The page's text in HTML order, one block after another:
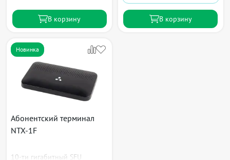
В корзину В корзину
Новинка
Абонентский терминал
NTX-1F
10-ти гигабитный SFU